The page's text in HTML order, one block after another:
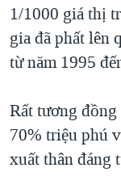
1/1000 giá thị
gia đã phất lên
từ năm 1995
Rất tương
70% triệu phú
xuất thân đáng